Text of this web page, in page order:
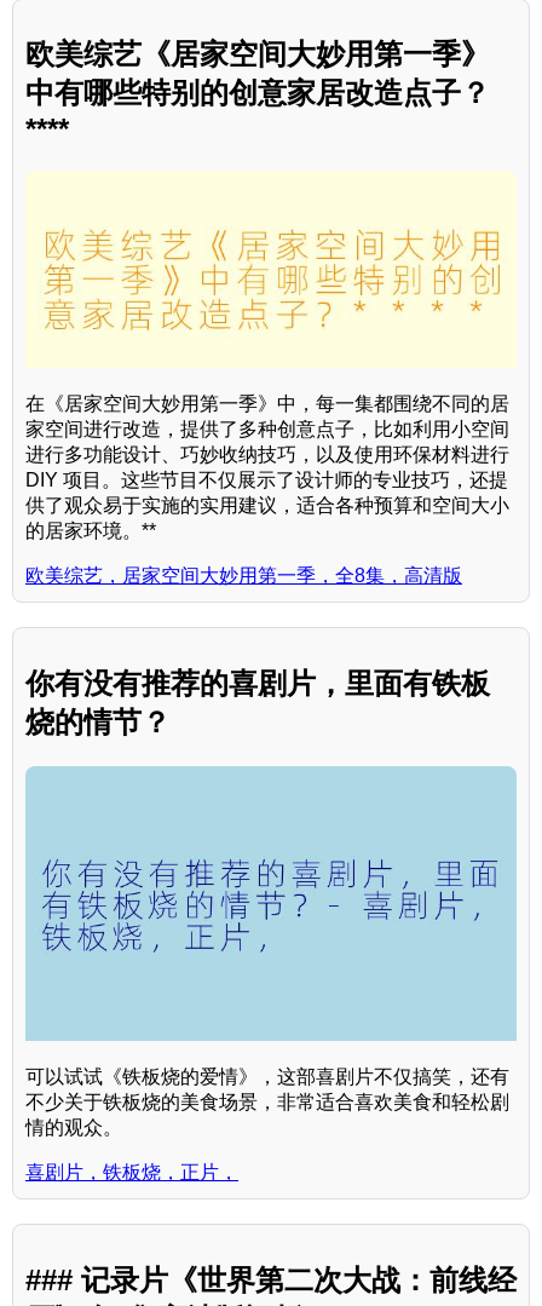
欧美综艺《居家空间大妙用第一季》
中有哪些特别的创意家居改造点子？
****
在《居家空间大妙用第一季》中，每一集都围绕不同的居
家空间进行改造，提供了多种创意点子，比如利用小空间
进行多功能设计、巧妙收纳技巧，以及使用环保材料进行
DIY 项目。这些节目不仅展示了设计师的专业技巧，还提
供了观众易于实施的实用建议，适合各种预算和空间大小
的居家环境。**
欧美综艺，居家空间大妙用第一季，全8集，高清版
你有没有推荐的喜剧片，里面有铁板
烧的情节？
可以试试《铁板烧的爱情》，这部喜剧片不仅搞笑，还有
不少关于铁板烧的美食场景，非常适合喜欢美食和轻松剧
情的观众。
喜剧片，铁板烧，正片，
### 记录片《世界第二次大战：前线经